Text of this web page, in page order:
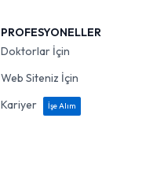
PROFESYONELLER
Doktorlar İçin
Web Siteniz İçin
Kariyer
İşe Alım